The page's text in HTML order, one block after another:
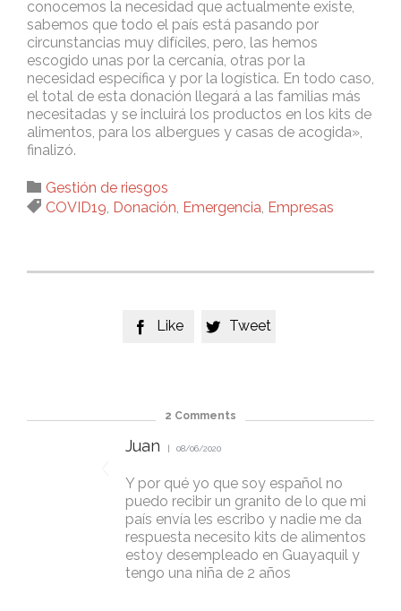
conocemos la necesidad que actualmente existe,
sabemos que todo el país está pasando por
circunstancias muy difíciles, pero, las hemos
escogido unas por la cercanía, otras por la
necesidad específica y por la logística. En todo caso,
el total de esta donación llegará a las familias más
necesitadas y se incluirá los productos en los kits de
alimentos, para los albergues y casas de acogida»,
finalizó.
 Category
Gestión de riesgos
 Tags
COVID19, Donación, Emergencia, Empresas
 Like  Tweet
2 Comments
Juan 08/06/2020
Y por qué yo que soy español no
puedo recibir un granito de lo que mi
país envía les escribo y nadie me da
respuesta necesito kits de alimentos
estoy desempleado en Guayaquil y
tengo una niña de 2 años